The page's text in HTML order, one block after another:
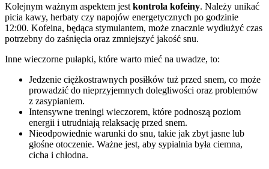
Kolejnym ważnym aspektem jest kontrola kofeiny. Należy unikać
picia kawy, herbaty czy napojów energetycznych po godzinie
12:00. Kofeina, będąca stymulantem, może znacznie wydłużyć czas
potrzebny do zaśnięcia oraz zmniejszyć jakość snu.
Inne wieczorne pułapki, które warto mieć na uwadze, to:
Jedzenie ciężkostrawnych posiłków tuż przed snem, co może
prowadzić do nieprzyjemnych dolegliwości oraz problemów
z zasypianiem.
Intensywne treningi wieczorem, które podnoszą poziom
energii i utrudniają relaksację przed snem.
Nieodpowiednie warunki do snu, takie jak zbyt jasne lub
głośne otoczenie. Ważne jest, aby sypialnia była ciemna,
cicha i chłodna.